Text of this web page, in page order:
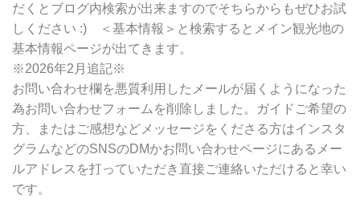
だくとブログ内検索が出来ますのでそちらからもぜひお試
しください :) ＜基本情報＞と検索するとメイン観光地の
基本情報ページが出てきます。
※2026年2月追記※
お問い合わせ欄を悪質利用したメールが届くようになった
為お問い合わせフォームを削除しました。ガイドご希望の
方、またはご感想などメッセージをくださる方はインスタ
グラムなどのSNSのDMかお問い合わせページにあるメー
ルアドレスを打っていただき直接ご連絡いただけると幸い
です。